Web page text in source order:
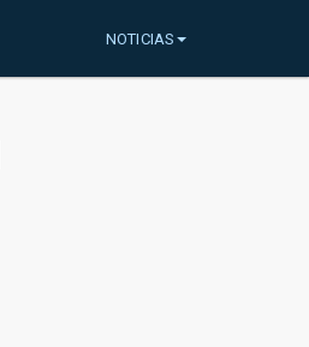
NOTICIAS